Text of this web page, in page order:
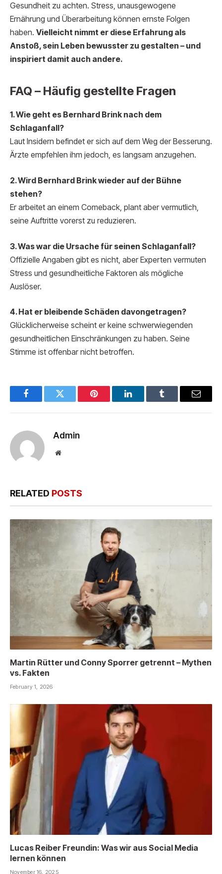
Gesundheit zu achten. Stress, unausgewogene
Ernährung und Überarbeitung können ernste Folgen
haben. Vielleicht nimmt er diese Erfahrung als
Anstoß, sein Leben bewusster zu gestalten – und
inspiriert damit auch andere.
FAQ – Häufig gestellte Fragen
1. Wie geht es Bernhard Brink nach dem
Schlaganfall?
Laut Insidern befindet er sich auf dem Weg der Besserung.
Ärzte empfehlen ihm jedoch, es langsam anzugehen.
2. Wird Bernhard Brink wieder auf der Bühne
stehen?
Er arbeitet an einem Comeback, plant aber vermutlich,
seine Auftritte vorerst zu reduzieren.
3. Was war die Ursache für seinen Schlaganfall?
Offizielle Angaben gibt es nicht, aber Experten vermuten
Stress und gesundheitliche Faktoren als mögliche
Auslöser.
4. Hat er bleibende Schäden davongetragen?
Glücklicherweise scheint er keine schwerwiegenden
gesundheitlichen Einschränkungen zu haben. Seine
Stimme ist offenbar nicht betroffen.
FacebookTwitter Pinterest LinkedInTumblr Email
Admin
Website
RELATED POSTS
Martin Rütter und Conny Sporrer getrennt – Mythen
vs. Fakten
February 1, 2026
Lucas Reiber Freundin: Was wir aus Social Media
lernen können
November 16, 2025